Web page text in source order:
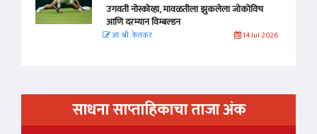
उगवती नोस्कोव्हा, मावळतीला झुकलेला जोकोविच
आणि दरम्यान विम्बल्डन
आ. श्री. केतकर 14 Jul 2026
साधना साप्ताहिकाचा ताजा अंक